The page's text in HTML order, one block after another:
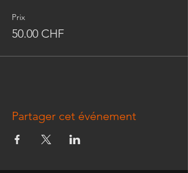
Prix
50.00 CHF
Partager cet événement